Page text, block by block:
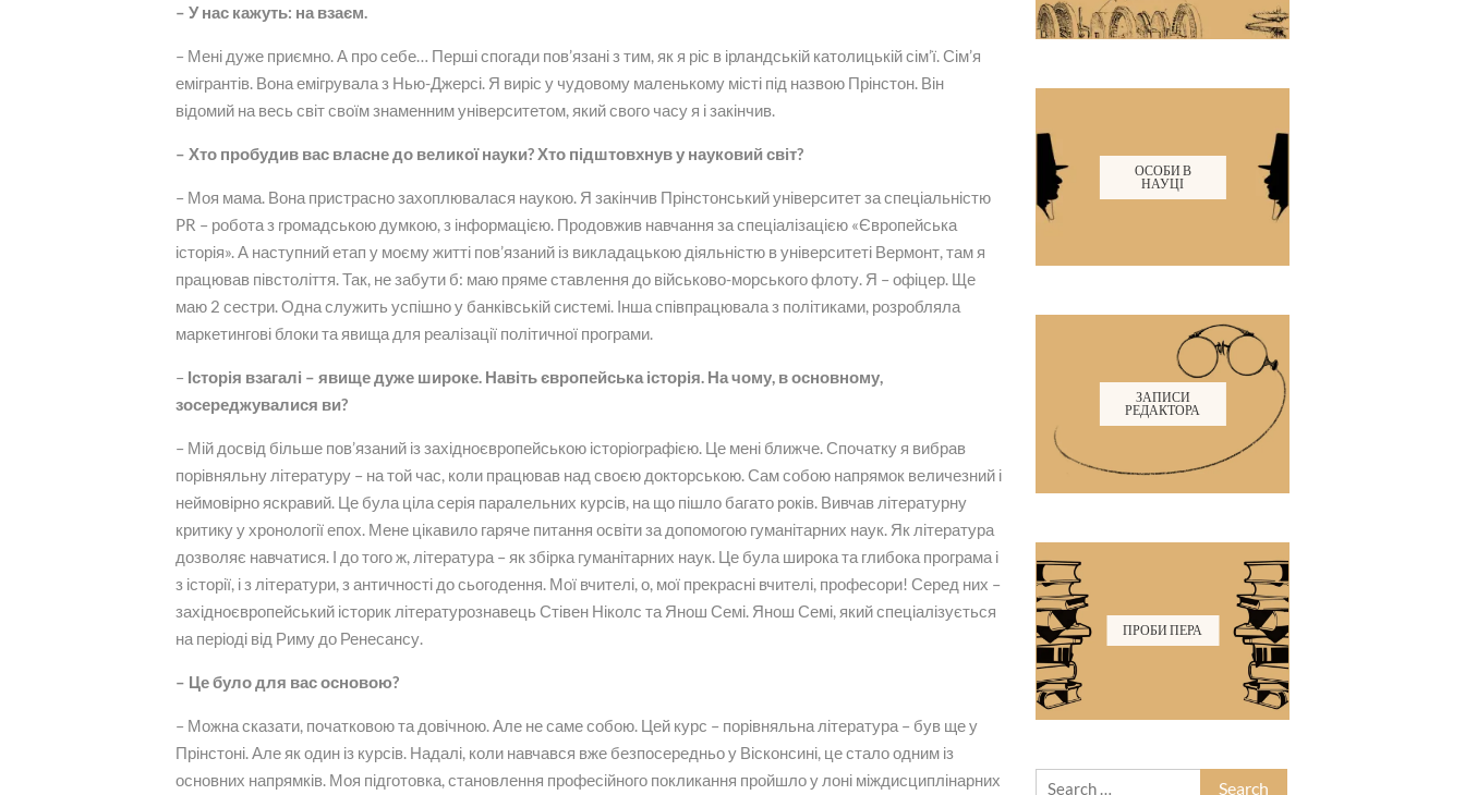
– У нас кажуть: на взаєм.
– Мені дуже приємно. А про себе… Перші спогади пов’язані з тим, як я ріс в ірландській католицькій сім’ї. Сім’я
емігрантів. Вона емігрувала з Нью-Джерсі. Я виріс у чудовому маленькому місті під назвою Прінстон. Він
відомий на весь світ своїм знаменним університетом, який свого часу я і закінчив.
– Хто пробудив вас власне до великої науки? Хто підштовхнув у науковий світ?
– Моя мама. Вона пристрасно захоплювалася наукою. Я закінчив Прінстонський університет за спеціальністю
PR – робота з громадською думкою, з інформацією. Продовжив навчання за спеціалізацією «Європейська
історія». А наступний етап у моєму житті пов’язаний із викладацькою діяльністю в університеті Вермонт, там я
працював півстоліття. Так, не забути б: маю пряме ставлення до військово-морського флоту. Я – офіцер. Ще
маю 2 сестри. Одна служить успішно у банківській системі. Інша співпрацювала з політиками, розробляла
маркетингові блоки та явища для реалізації політичної програми.
– Історія взагалі – явище дуже широке. Навіть європейська історія. На чому, в основному,
зосереджувалися ви?
– Мій досвід більше пов’язаний із західноєвропейською історіографією. Це мені ближче. Спочатку я вибрав
порівняльну літературу – на той час, коли працював над своєю докторською. Сам собою напрямок величезний і
неймовірно яскравий. Це була ціла серія паралельних курсів, на що пішло багато років. Вивчав літературну
критику у хронології епох. Мене цікавило гаряче питання освіти за допомогою гуманітарних наук. Як література
дозволяє навчатися. І до того ж, література – як збірка гуманітарних наук. Це була широка та глибока програма і
з історії, і з літератури, з античності до сьогодення. Мої вчителі, о, мої прекрасні вчителі, професори! Серед них –
західноєвропейський історик літературознавець Стівен Ніколс та Янош Семі. Янош Семі, який спеціалізується
на періоді від Риму до Ренесансу.
– Це було для вас основою?
– Можна сказати, початковою та довічною. Але не саме собою. Цей курс – порівняльна література – був ще у
Прінстоні. Але як один із курсів. Надалі, коли навчався вже безпосередньо у Вісконсині, це стало одним із
основних напрямків. Моя підготовка, становлення професійного покликання пройшло у лоні міждисциплінарних
ОСОБИ В
НАУЦІ
ЗАПИСИ
РЕДАКТОРА
ПРОБИ ПЕРА
Search